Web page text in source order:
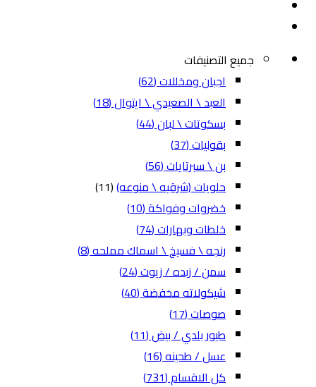
جميع التصنيفات
اجبان ومخللات(62)
العبد \ الصعيدي \ ايتوال(18)
بسكوتات \ لبان(44)
بقوليات(37)
بن \ سبرتايات(56)
حلويات (شرقيه \ منوعه)(11)
خضروات وفواكة(10)
خلطات وبهارات(74)
رنجه \ فسيخ \ اسماك مملحه(8)
سمن / زبده / زيوت(24)
شيكولاته مخفضة(40)
صوصات(17)
طيور بلدي / بيض(11)
عسل / طحينه(16)
كل الاقسام(731)